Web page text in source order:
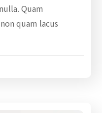
Quam
quam lacus